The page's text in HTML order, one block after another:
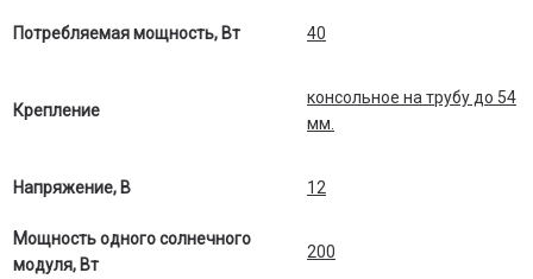
Потребляемая мощность, Вт 40
Крепление
консольное на трубу до 54
мм.
Напряжение, В 12
Мощность одного солнечного
модуля, Вт
200